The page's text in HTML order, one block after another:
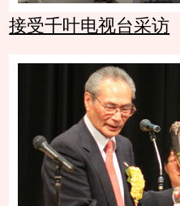
接受千叶电视台采访